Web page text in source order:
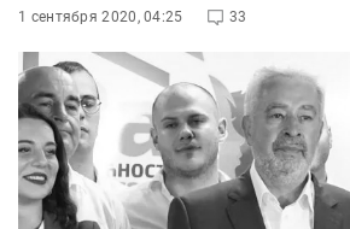
1 сентября 2020, 04:25 33